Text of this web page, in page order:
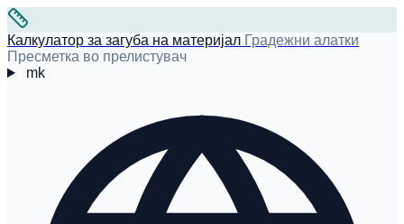
Калкулатор за загуба на материјал Градежни алатки
Пресметка во прелистувач
mk